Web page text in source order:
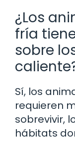
¿Los
fría
sobre
Sí, los
requieren
sobrevivir,
hábitats